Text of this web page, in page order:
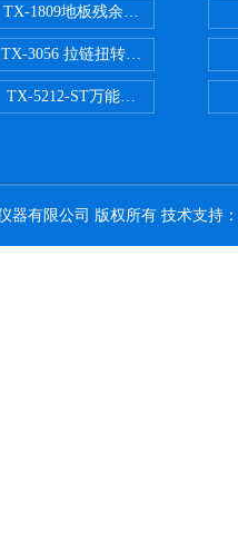
TX-1809地板残余凹陷试验机
TX-3056 拉链扭转试验机
TX-5212-ST万能磨耗试验机（
器有限公司 版权所有 技术支持：